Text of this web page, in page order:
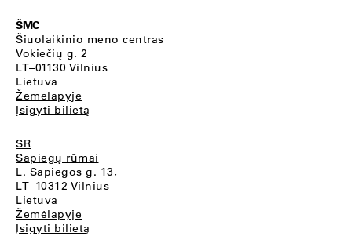
ŠMC
Šiuolaikinio meno centras
Vokiečių g. 2
LT–01130 Vilnius
Lietuva
Žemėlapyje
Įsigyti bilietą
SR
Sapiegų rūmai
L. Sapiegos g. 13,
LT–10312 Vilnius
Lietuva
Žemėlapyje
Įsigyti bilietą